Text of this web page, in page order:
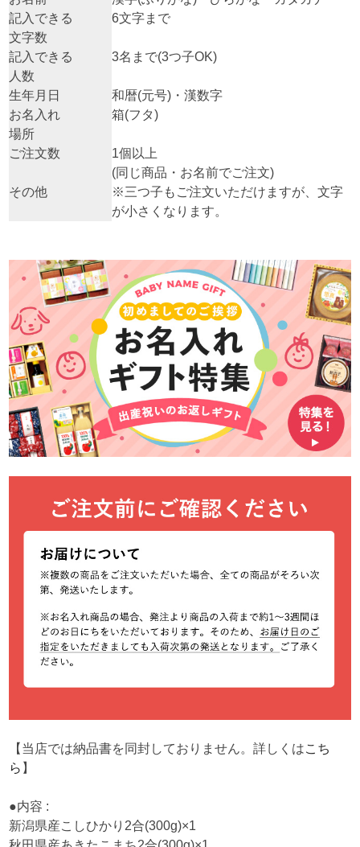
記入できる
文字数
6文字まで
記入できる
人数
3名まで(3つ子OK)
生年月日
和暦(元号)・漢数字
お名入れ
場所
箱(フタ)
ご注文数
1個以上
(同じ商品・お名前でご注文)
その他
※三つ子もご注文いただけますが、文字
が小さくなります。
【当店では納品書を同封しておりません。詳しくはこち
ら 】
●内容 :
新潟県産こしひかり2合(300g)×1